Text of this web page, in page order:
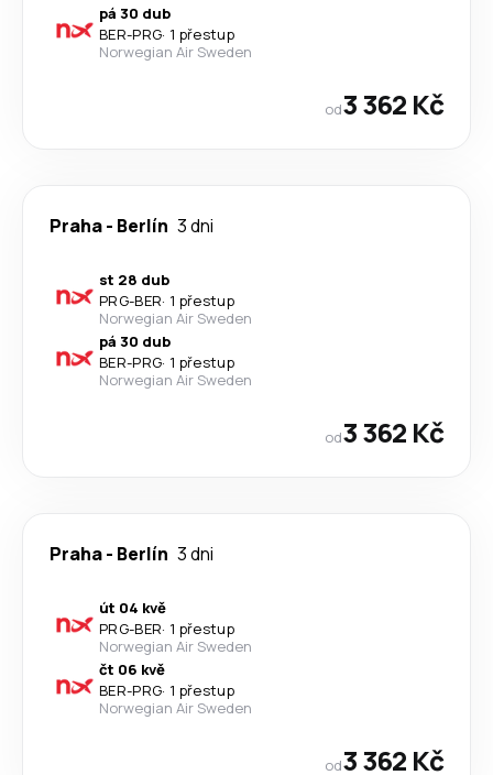
pá 30 dub
BER-PRG· 1 přestup
Norwegian Air Sweden
od3 362 Kč
Praha- Berlín 3 dni
st 28 dub
PRG-BER· 1 přestup
Norwegian Air Sweden
pá 30 dub
BER-PRG· 1 přestup
Norwegian Air Sweden
od3 362 Kč
Praha- Berlín 3 dni
út 04 kvě
PRG-BER· 1 přestup
Norwegian Air Sweden
čt 06 kvě
BER-PRG· 1 přestup
Norwegian Air Sweden
od3 362 Kč